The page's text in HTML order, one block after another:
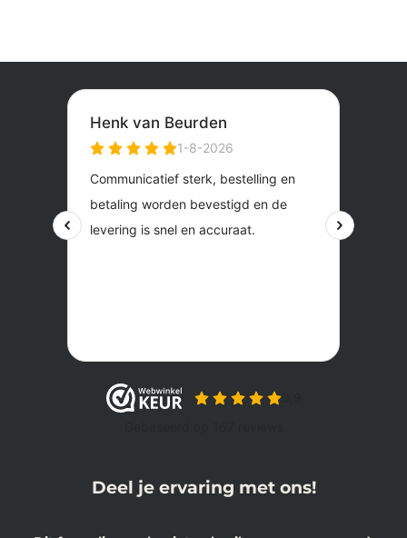
Deel je ervaring met ons!